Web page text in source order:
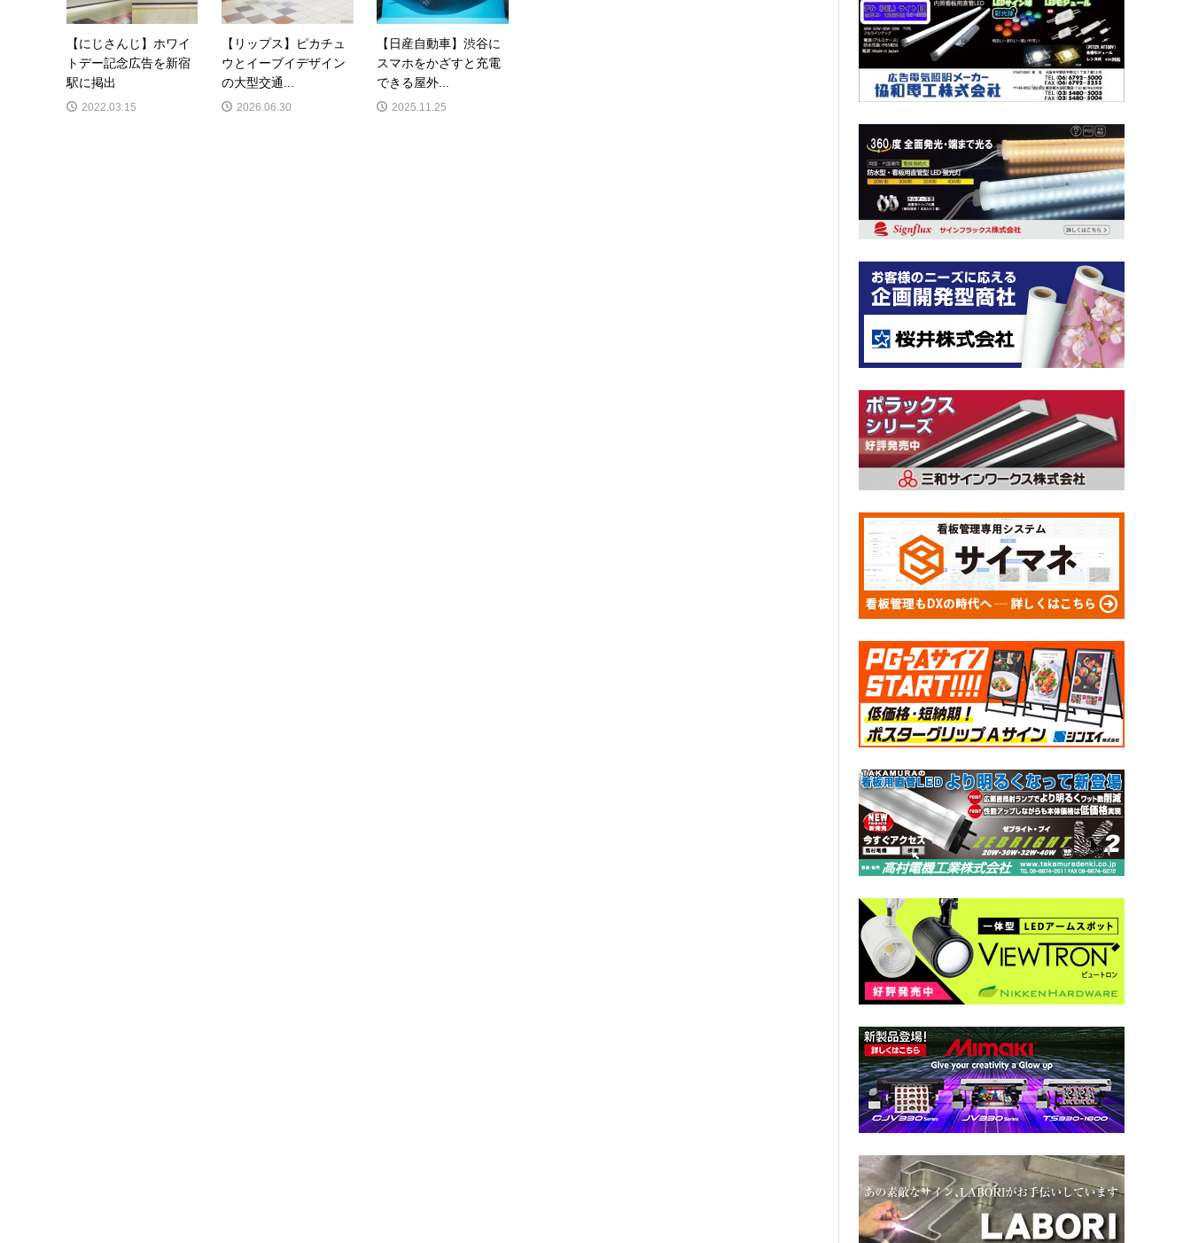
【にじさんじ】ホワイ
トデー記念広告を新宿
駅に掲出
2022.03.15
【リップス】ピカチュ
ウとイーブイデザイン
の大型交通...
2026.06.30
【日産自動車】渋谷に
スマホをかざすと充電
できる屋外...
2025.11.25